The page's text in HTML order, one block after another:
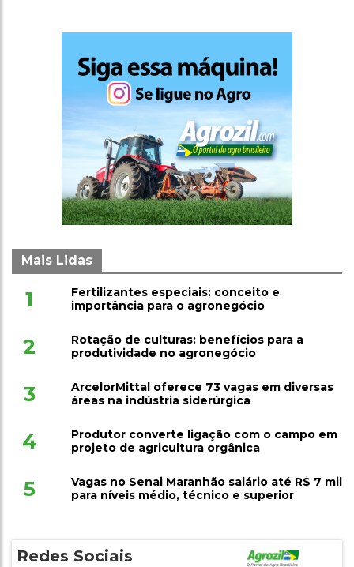
Mais Lidas
1
Fertilizantes especiais: conceito e
importância para o agronegócio
2
Rotação de culturas: benefícios para a
produtividade no agronegócio
3
ArcelorMittal oferece 73 vagas em diversas
áreas na indústria siderúrgica
4
Produtor converte ligação com o campo em
projeto de agricultura orgânica
5
Vagas no Senai Maranhão salário até R$ 7 mil
para níveis médio, técnico e superior
Redes Sociais